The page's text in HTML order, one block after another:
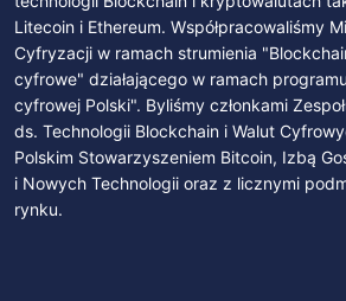
Litecoin i Ethereum. Współpracowaliśmy
Cyfryzacji w ramach strumienia
cyfrowe" działającego w ramach
cyfrowej Polski". Byliśmy członkami
ds. Technologii Blockchain i Walut
Polskim Stowarzyszeniem Bitcoin, Izbą
i Nowych Technologii oraz z licznymi
rynku.